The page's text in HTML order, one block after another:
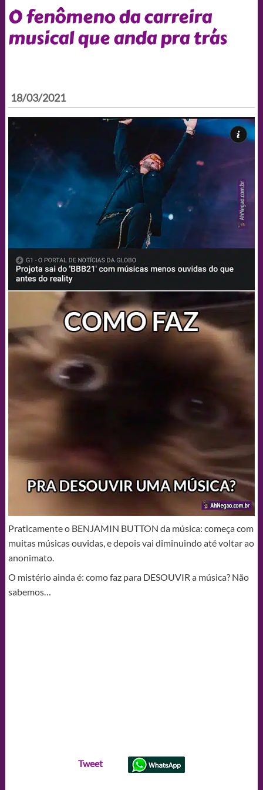
O fenômeno da carreira
musical que anda pra trás
18/03/2021
Praticamente o BENJAMIN BUTTON da música: começa com
muitas músicas ouvidas, e depois vai diminuindo até voltar ao
anonimato.
O mistério ainda é: como faz para DESOUVIR a música? Não
sabemos…
Tweet